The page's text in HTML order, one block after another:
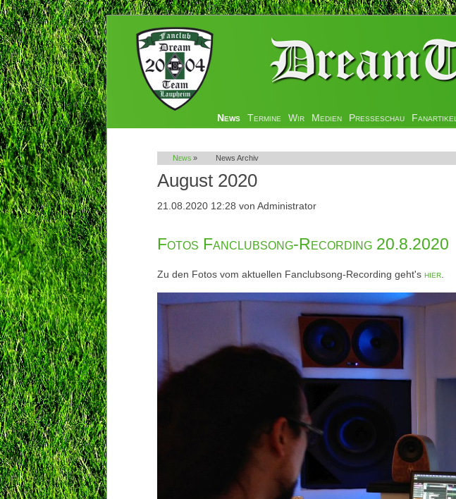
Navigation
News Termine Wir Medien Presseschau Fanartikel
News » News Archiv
August 2020
21.08.2020 12:28 von Administrator
Fotos Fanclubsong-Recording 20.8.2020
Zu den Fotos vom aktuellen Fanclubsong-Recording geht's hier.